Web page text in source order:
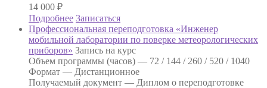
14 000 ₽
Подробнее Записаться
Профессиональная переподготовка «Инженер
мобильной лаборатории по поверке метеорологических
приборов» Запись на курс
Объем программы (часов) — 72 / 144 / 260 / 520 / 1040
Формат — Дистанционное
Получаемый документ — Диплом о переподготовке